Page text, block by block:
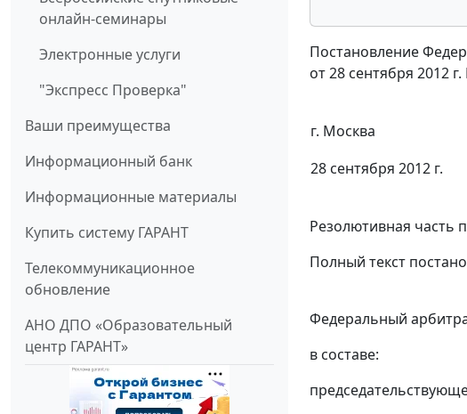
онлайн-семинары
Электронные услуги
"Экспресс Проверка"
Ваши преимущества
Информационный банк
Информационные материалы
Купить систему ГАРАНТ
Телекоммуникационное
обновление
АНО ДПО «Образовательный
центр ГАРАНТ»
Постановление
от 28 сентября 2012
г. Москва
28 сентября 2012 г.
Резолютивная часть
Полный текст
Федеральный
в составе: